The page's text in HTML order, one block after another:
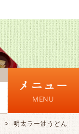
メニュー
明太ラー油うどん